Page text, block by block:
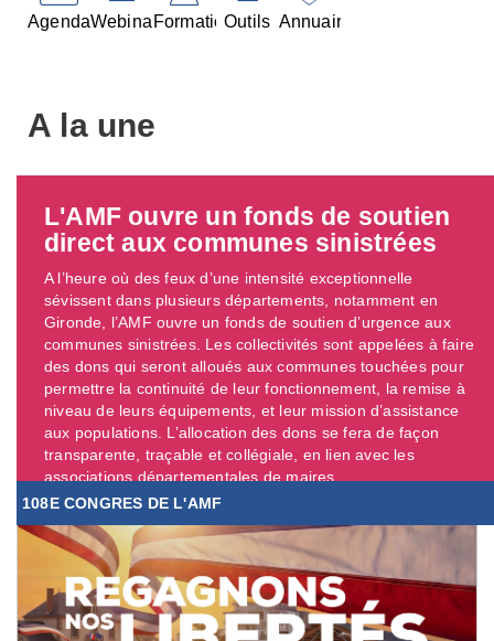
AgendaWebinairesFormationsOutils Annuaires
A la une
L'AMF ouvre un fonds de soutien
direct aux communes sinistrées
A l’heure où des feux d’une intensité exceptionnelle
sévissent dans plusieurs départements, notamment en
Gironde, l’AMF ouvre un fonds de soutien d’urgence aux
communes sinistrées. Les collectivités sont appelées à faire
des dons qui seront alloués aux communes touchées pour
permettre la continuité de leur fonctionnement, la remise à
niveau de leurs équipements, et leur mission d’assistance
aux populations. L’allocation des dons se fera de façon
transparente, traçable et collégiale, en lien avec les
associations départementales de maires. ...
108E CONGRES DE L'AMF